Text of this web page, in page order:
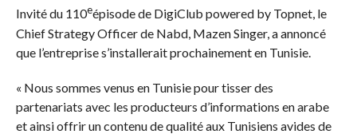
Invité du 110eépisode de DigiClub powered by Topnet, le
Chief Strategy Officer de Nabd, Mazen Singer, a annoncé
que l’entreprise s’installerait prochainement en Tunisie.
« Nous sommes venus en Tunisie pour tisser des
partenariats avec les producteurs d’informations en arabe
et ainsi offrir un contenu de qualité aux Tunisiens avides de